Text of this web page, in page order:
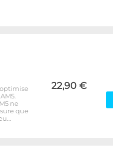
ne
que
22,90 €